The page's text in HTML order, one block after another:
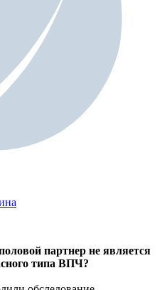
партнер не является
типа ВПЧ?